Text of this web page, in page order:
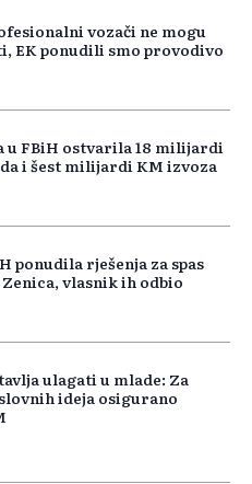
vozači ne mogu
EK ponudili smo provodivo
FBiH ostvarila 18 milijardi
i šest milijardi KM izvoza
ponudila rješenja za spas
vlasnik ih odbio
ulagati u mlade: Za
ideja osigurano